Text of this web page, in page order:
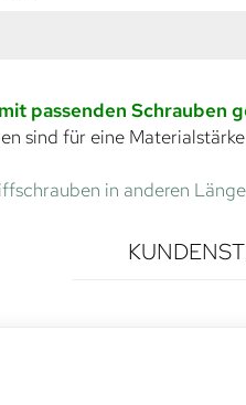
passenden Schrauben
sind für eine
in anderen